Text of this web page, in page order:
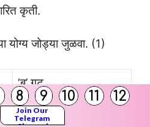
8 9 10 11 12
Join Our
Telegram
कृती.
योग्य जोड्या जुळवा. (1)
‘ब’ गट
अ. कंटक